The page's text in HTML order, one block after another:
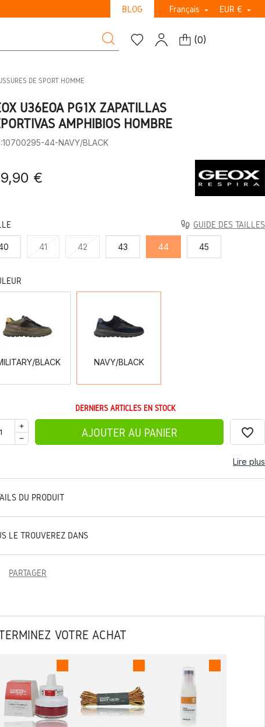
BLOG Français  EUR € 
(0)
DE SPORT HOMME
U36EOA PG1X ZAPATILLAS
AMPHIBIOS HOMBRE
44-NAVY/BLACK
€
GUIDE DES TAILLES
41 42 43 44 45
BLACK NAVY/BLACK
DERNIERS ARTICLES EN STOCK
AJOUTER AU PANIER favorite_border
Lire plus
DU PRODUIT
LE TROUVEREZ DANS
PARTAGER
VOTRE ACHAT